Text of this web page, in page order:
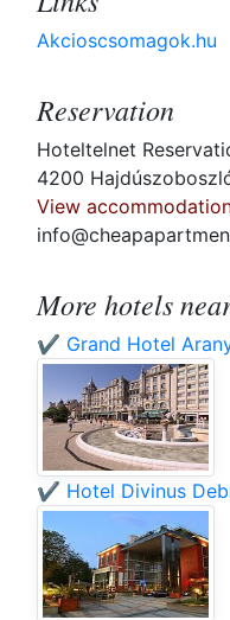
Akcioscsomagok.hu
Reservation
Hoteltelnet
4200
View
More hotels
✔️ Grand Hotel
✔️ Hotel Divinus